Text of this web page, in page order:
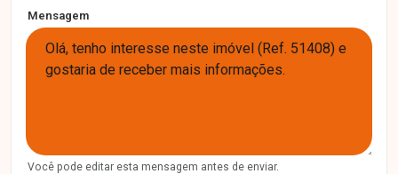
Mensagem
Você pode editar esta mensagem antes de enviar.